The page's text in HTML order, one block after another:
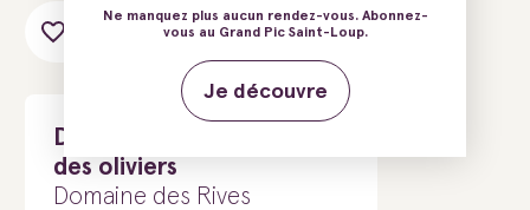
Ajouter au carnet de voyage
Domaine des Rives - Mas
des oliviers
Domaine des Rives
Ne manquez plus aucun rendez-vous. Abonnez-
vous au Grand Pic Saint-Loup.
Je découvre